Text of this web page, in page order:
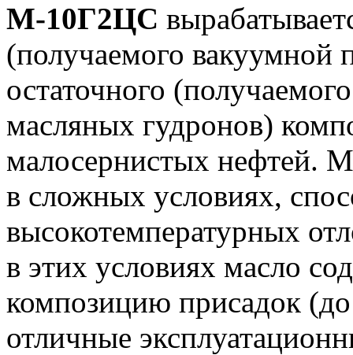
М-10Г2ЦС
(получаемого вакуумной
остаточного
масляных гудронов)
малосернистых нефтей.
в сложных условиях,
высокотемпературных
в этих условиях масло
композицию присадок
отличные